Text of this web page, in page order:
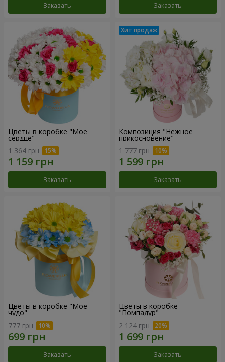
Заказать Заказать
Цветы в коробке "Мое
сердце"
1 364 грн
Заказать
Композиция "Нежное
прикосновение"
1 777 грн
Заказать
Цветы в коробке "Мое
чудо"
777 грн
Заказать
Цветы в коробке
"Помпадур"
2 124 грн
Заказать